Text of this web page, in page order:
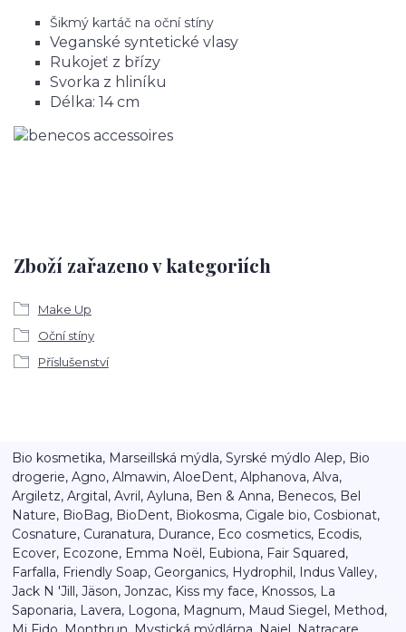
Šikmý kartáč na oční stíny
Veganské syntetické vlasy
Rukojeť z břízy
Svorka z hliníku
Délka: 14 cm
Zboží zařazeno v kategoriích
Make Up
Oční stíny
Příslušenství
Bio kosmetika, Marseillská mýdla, Syrské mýdlo Alep, Bio
drogerie, Agno, Almawin, AloeDent, Alphanova, Alva,
Argiletz, Argital, Avril, Ayluna, Ben & Anna, Benecos, Bel
Nature, BioBag, BioDent, Biokosma, Cigale bio, Cosbionat,
Cosnature, Curanatura, Durance, Eco cosmetics, Ecodis,
Ecover, Ecozone, Emma Noël, Eubiona, Fair Squared,
Farfalla, Friendly Soap, Georganics, Hydrophil, Indus Valley,
Jack N 'Jill, Jäson, Jonzac, Kiss my face, Knossos, La
Saponaria, Lavera, Logona, Magnum, Maud Siegel, Method,